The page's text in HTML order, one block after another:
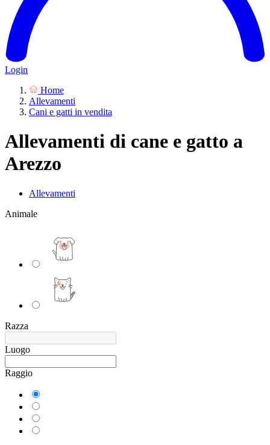
Login
Home
Allevamenti
Cani e gatti in vendita
Allevamenti di cane e gatto a
Arezzo
Allevamenti
Animale
Razza
Luogo
Raggio